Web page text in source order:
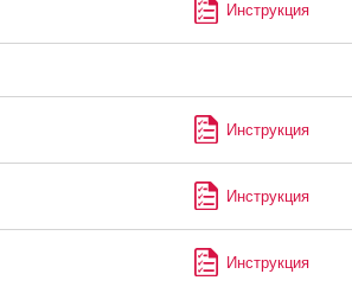
Инструкция
Инструкция
Инструкция
Инструкция